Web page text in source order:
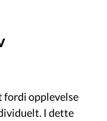
fordi opplevelse
I dette